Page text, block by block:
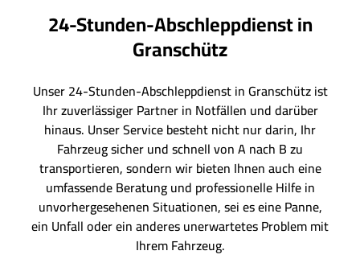
24-Stunden-Abschleppdienst in
Granschütz
Unser 24-Stunden-Abschleppdienst in Granschütz ist
Ihr zuverlässiger Partner in Notfällen und darüber
hinaus. Unser Service besteht nicht nur darin, Ihr
Fahrzeug sicher und schnell von A nach B zu
transportieren, sondern wir bieten Ihnen auch eine
umfassende Beratung und professionelle Hilfe in
unvorhergesehenen Situationen, sei es eine Panne,
ein Unfall oder ein anderes unerwartetes Problem mit
Ihrem Fahrzeug.